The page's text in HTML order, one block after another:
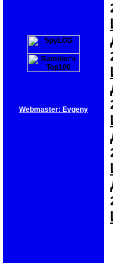
Webmaster: Evgeny